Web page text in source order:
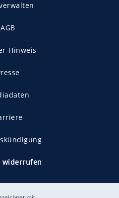
AGB
Hinweis
widerrufen